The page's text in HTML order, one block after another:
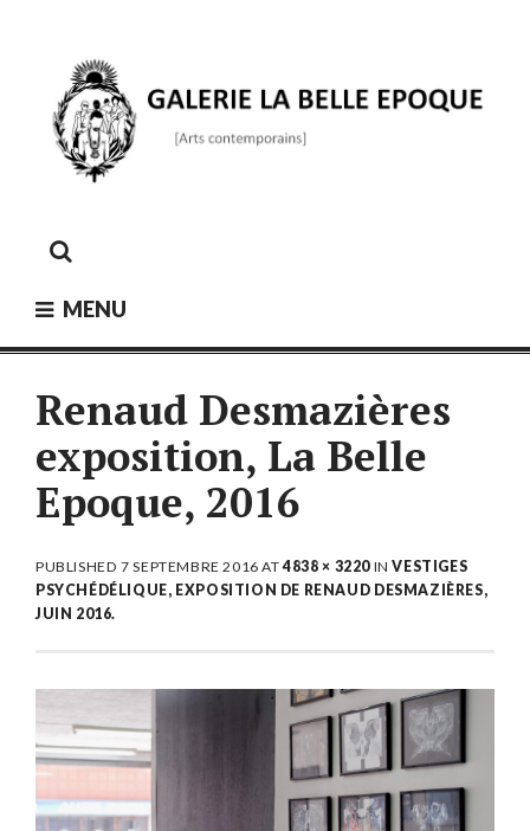
MENU
Renaud Desmazières
exposition, La Belle
Epoque, 2016
PUBLISHED7 SEPTEMBRE 2016 AT4838 × 3220INVESTIGES
PSYCHÉDÉLIQUE, EXPOSITION DE RENAUD DESMAZIÈRES,
JUIN 2016.